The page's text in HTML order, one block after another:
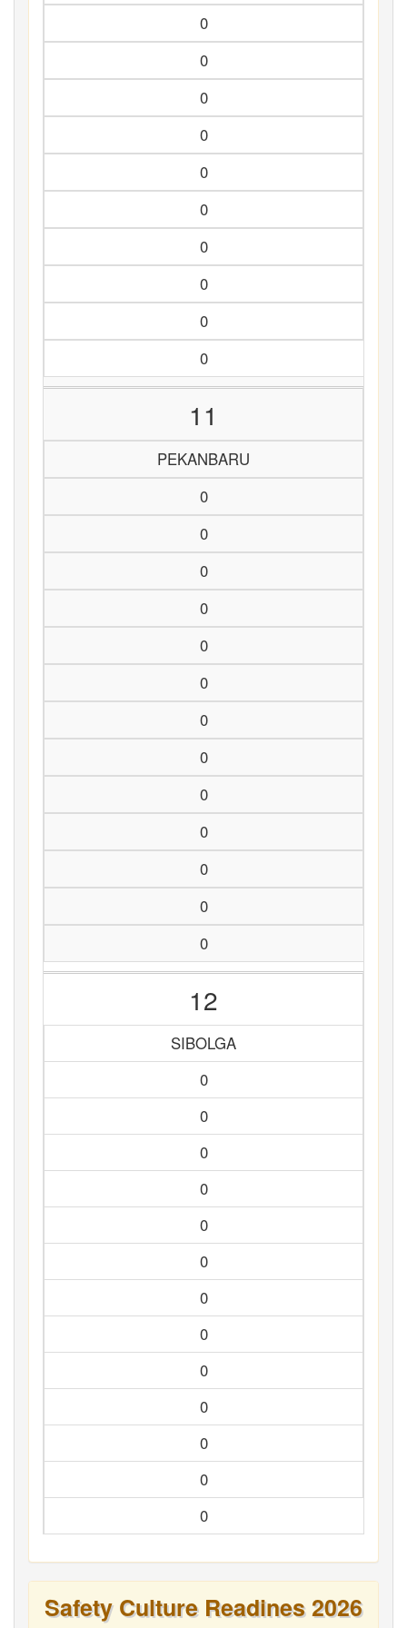
0
0
0
0
0
0
0
0
0
0
11
PEKANBARU
0
0
0
0
0
0
0
0
0
0
0
0
0
12
SIBOLGA
0
0
0
0
0
0
0
0
0
0
0
0
0
Safety Culture Readines 2026